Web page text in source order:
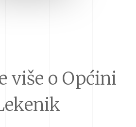
više o Općini